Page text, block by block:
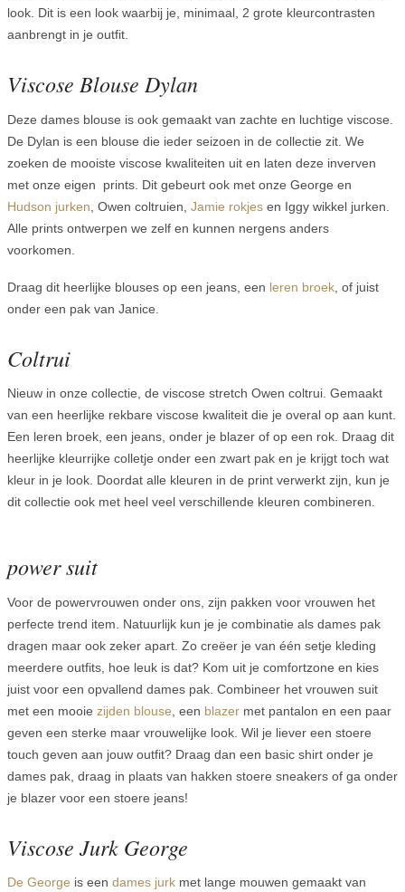
look. Dit is een look waarbij je, minimaal, 2 grote kleurcontrasten
aanbrengt in je outfit.
Viscose Blouse Dylan
Deze dames blouse is ook gemaakt van zachte en luchtige viscose.
De Dylan is een blouse die ieder seizoen in de collectie zit. We
zoeken de mooiste viscose kwaliteiten uit en laten deze inverven
met onze eigen prints. Dit gebeurt ook met onze George en
Hudson jurken , Owen coltruien, Jamie rokjes en Iggy wikkel jurken.
Alle prints ontwerpen we zelf en kunnen nergens anders
voorkomen.
Draag dit heerlijke blouses op een jeans, een leren broek , of juist
onder een pak van Janice.
Coltrui
Nieuw in onze collectie, de viscose stretch Owen coltrui. Gemaakt
van een heerlijke rekbare viscose kwaliteit die je overal op aan kunt.
Een leren broek, een jeans, onder je blazer of op een rok. Draag dit
heerlijke kleurrijke colletje onder een zwart pak en je krijgt toch wat
kleur in je look. Doordat alle kleuren in de print verwerkt zijn, kun je
dit collectie ook met heel veel verschillende kleuren combineren.
power suit
Voor de powervrouwen onder ons, zijn pakken voor vrouwen het
perfecte trend item. Natuurlijk kun je je combinatie als dames pak
dragen maar ook zeker apart. Zo creëer je van één setje kleding
meerdere outfits, hoe leuk is dat? Kom uit je comfortzone en kies
juist voor een opvallend dames pak. Combineer het vrouwen suit
met een mooie zijden blouse , een blazer met pantalon en een paar
geven een sterke maar vrouwelijke look. Wil je liever een stoere
touch geven aan jouw outfit? Draag dan een basic shirt onder je
dames pak, draag in plaats van hakken stoere sneakers of ga onder
je blazer voor een stoere jeans!
Viscose Jurk George
De George is een dames jurk met lange mouwen gemaakt van